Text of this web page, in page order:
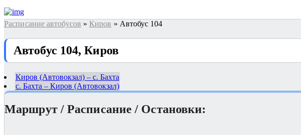
Расписание автобусов » Киров » Автобус 104
Автобус 104, Киров
Киров (Автовокзал) – с. Бахта
с. Бахта – Киров (Автовокзал)
Маршрут / Расписание / Остановки: